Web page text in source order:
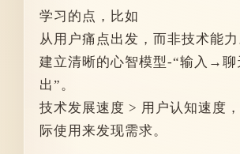
学习的点，比如
从用户痛点出发，而非技术能力
建立清晰的心智模型-“输入→
出”。
技术发展速度 > 用户认知速度
际使用来发现需求。